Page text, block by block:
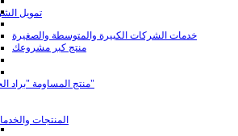
تمويل
خدمات الشركات الكبيرة والمتوسطة والصغيرة
منتج كبر مشروعك
منتج المساومة "براد الحافظ"
المنتجات